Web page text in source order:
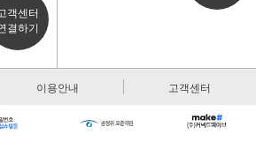
객센터
결하기
이용안내 고객센터